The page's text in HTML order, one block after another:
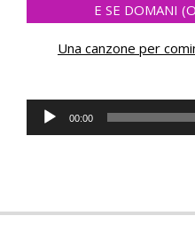
E SE DOMANI
Una canzone per
Audio
Player
00:00